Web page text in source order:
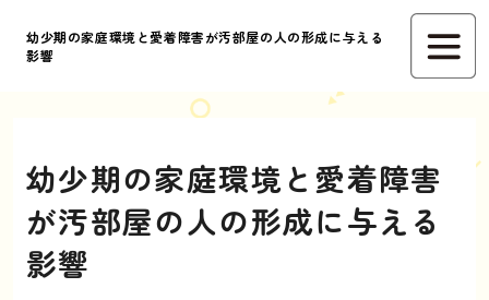
幼少期の家庭環境と愛着障害が汚部屋の人の形成に与える
影響
幼少期の家庭環境と愛着障害
が汚部屋の人の形成に与える
影響